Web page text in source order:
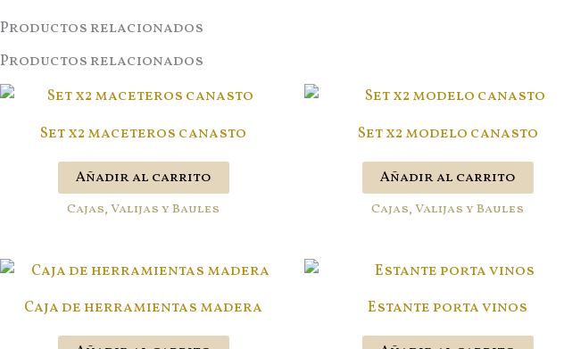
Productos relacionados
Productos relacionados
Set x2 maceteros canasto
Añadir al carrito
Cajas, Valijas y Baules
Set x2 modelo canasto
Añadir al carrito
Cajas, Valijas y Baules
Caja de herramientas madera Estante porta vinos